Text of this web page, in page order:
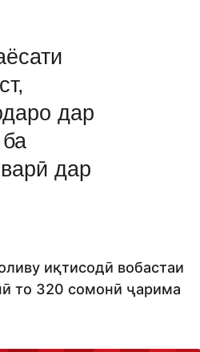
дар
дар
иқтисодӣ вобастаи
то 320 сомонӣ ҷарима